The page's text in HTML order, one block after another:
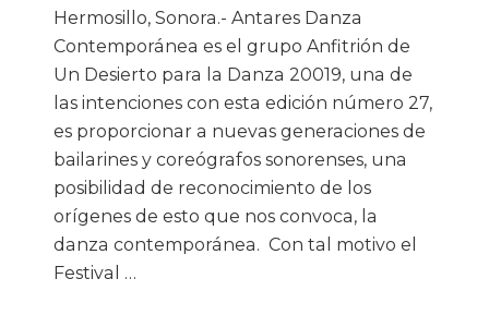
Hermosillo, Sonora.- Antares Danza
Contemporánea es el grupo Anfitrión de
Un Desierto para la Danza 20019, una de
las intenciones con esta edición número 27,
es proporcionar a nuevas generaciones de
bailarines y coreógrafos sonorenses, una
posibilidad de reconocimiento de los
orígenes de esto que nos convoca, la
danza contemporánea. Con tal motivo el
Festival …